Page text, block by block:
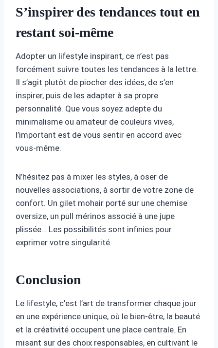
S’inspirer des tendances tout en
restant soi-même
Adopter un lifestyle inspirant, ce n’est pas
forcément suivre toutes les tendances à la lettre.
Il s’agit plutôt de piocher des idées, de s’en
inspirer, puis de les adapter à sa propre
personnalité. Que vous soyez adepte du
minimalisme ou amateur de couleurs vives,
l’important est de vous sentir en accord avec
vous-même.
N’hésitez pas à mixer les styles, à oser de
nouvelles associations, à sortir de votre zone de
confort. Un gilet mohair porté sur une chemise
oversize, un pull mérinos associé à une jupe
plissée… Les possibilités sont infinies pour
exprimer votre singularité.
Conclusion
Le lifestyle, c’est l’art de transformer chaque jour
en une expérience unique, où le bien-être, la beauté
et la créativité occupent une place centrale. En
misant sur des choix responsables, en cultivant le